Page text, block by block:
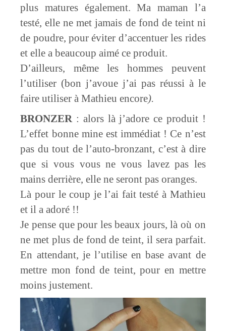
plus matures également. Ma maman l’a
testé, elle ne met jamais de fond de teint ni
de poudre, pour éviter d’accentuer les rides
et elle a beaucoup aimé ce produit.
D’ailleurs, même les hommes peuvent
l’utiliser (bon j’avoue j’ai pas réussi à le
faire utiliser à Mathieu encore).
BRONZER: alors là j’adore ce produit !
L’effet bonne mine est immédiat ! Ce n’est
pas du tout de l’auto-bronzant, c’est à dire
que si vous vous ne vous lavez pas les
mains derrière, elle ne seront pas oranges.
Là pour le coup je l’ai fait testé à Mathieu
et il a adoré !!
Je pense que pour les beaux jours, là où on
ne met plus de fond de teint, il sera parfait.
En attendant, je l’utilise en base avant de
mettre mon fond de teint, pour en mettre
moins justement.